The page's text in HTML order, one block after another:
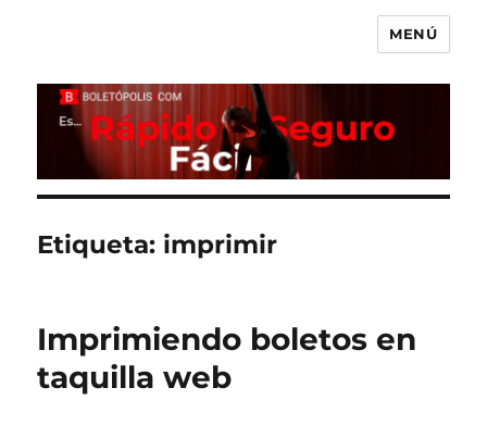
MENÚ
Etiqueta: imprimir
Imprimiendo boletos en
taquilla web